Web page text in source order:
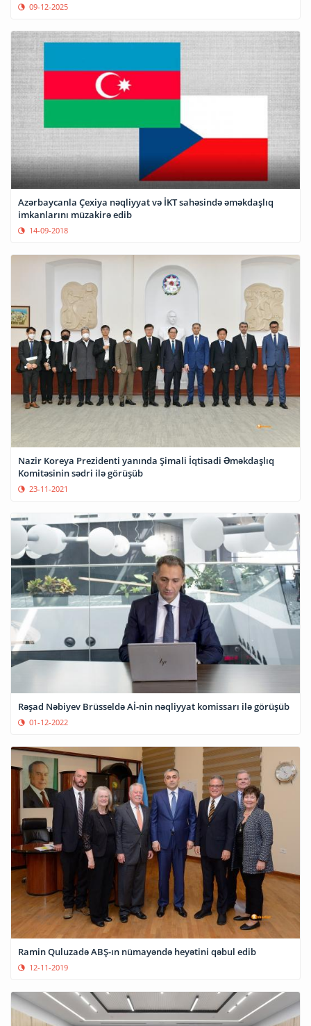
09-12-2025
Azərbaycanla Çexiya nəqliyyat və İKT sahəsində əməkdaşlıq
imkanlarını müzakirə edib
14-09-2018
Nazir Koreya Prezidenti yanında Şimali İqtisadi Əməkdaşlıq
Komitəsinin sədri ilə görüşüb
23-11-2021
Rəşad Nəbiyev Brüsseldə Aİ-nin nəqliyyat komissarı ilə görüşüb
01-12-2022
Ramin Quluzadə ABŞ-ın nümayəndə heyətini qəbul edib
12-11-2019